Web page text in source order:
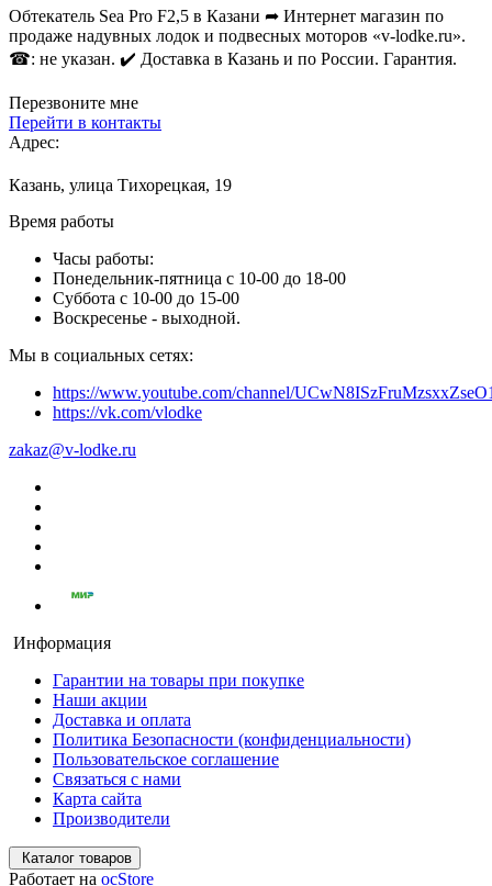
Обтекатель Sea Pro F2,5 в Казани ➦ Интернет магазин по
продаже надувных лодок и подвесных моторов «v-lodke.ru».
☎: не указан. ✔️ Доставка в Казань и по России. Гарантия.
Перезвоните мне
Перейти в контакты
Адрес:
Казань, улица Тихорецкая, 19
Время работы
Часы работы:
Понедельник-пятница с 10-00 до 18-00
Суббота с 10-00 до 15-00
Воскресенье - выходной.
Мы в социальных сетях:
https://www.youtube.com/channel/
https://vk.com/vlodke
zakaz@v-lodke.ru
Информация
Гарантии на товары при покупке
Наши акции
Доставка и оплата
Политика Безопасности (конфиденциальности)
Пользовательское соглашение
Связаться с нами
Карта сайта
Производители
Каталог товаров
Работает на ocStore